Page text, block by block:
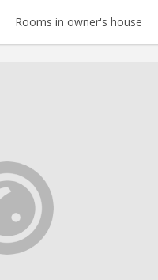
Rooms in owner's house